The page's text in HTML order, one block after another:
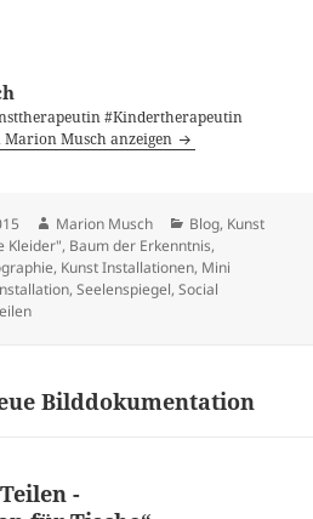
#Kindertherapeutin
Marion Musch anzeigen
Autor
Marion Musch Kategorien
Blog, Kunst
Kleider", Baum der Erkenntnis,
, Kunst Installationen, Mini
,Seelenspiegel,Social
Bilddokumentation
-